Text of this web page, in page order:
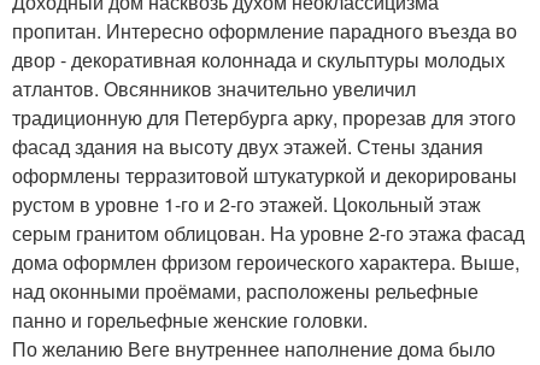
пропитан. Интересно оформление парадного въезда во
двор - декоративная колоннада и скульптуры молодых
атлантов. Овсянников значительно увеличил
традиционную для Петербурга арку, прорезав для этого
фасад здания на высоту двух этажей. Стены здания
оформлены терразитовой штукатуркой и декорированы
рустом в уровне 1-го и 2-го этажей. Цокольный этаж
серым гранитом облицован. На уровне 2-го этажа фасад
дома оформлен фризом героического характера. Выше,
над оконными проёмами, расположены рельефные
панно и горельефные женские головки.
По желанию Веге внутреннее наполнение дома было